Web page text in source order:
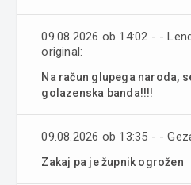
09.08.2026 ob 14:02 - -
original:
Na račun glupega naroda,
golazenska banda!!!!
09.08.2026 ob 13:35 - -
Zakaj pa je župnik ogrožen